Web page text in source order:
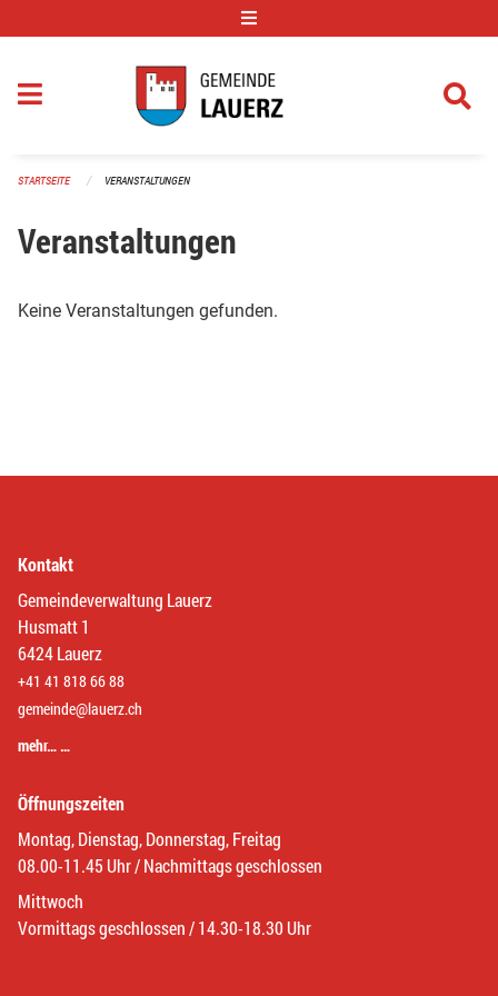
STARTSEITE VERANSTALTUNGEN
Veranstaltungen
Keine Veranstaltungen gefunden.
Kontakt
Gemeindeverwaltung Lauerz
Husmatt 1
6424 Lauerz
+41 41 818 66 88
gemeinde@lauerz.ch
mehr… …
Öffnungszeiten
Montag, Dienstag, Donnerstag, Freitag
08.00-11.45 Uhr / Nachmittags geschlossen
Mittwoch
Vormittags geschlossen / 14.30-18.30 Uhr